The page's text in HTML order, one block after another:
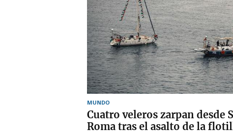
MUNDO
Cuatro veleros zarpan desde
Roma tras el asalto de la